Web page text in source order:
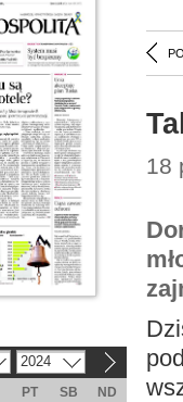
18
2024
PT SB
ND